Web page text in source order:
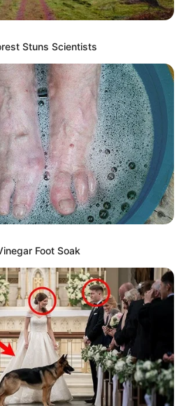
donde propios y turistas contarán
cafés colombianos.
por la Casa Blanca y
director de La Unidad
es un paso muy importante
Stuns Scientists
Foot Soak